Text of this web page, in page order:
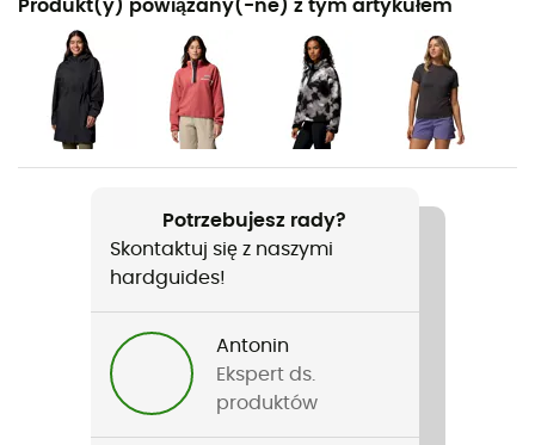
Turystyka piesza / Podróże / Fast hiking
Rodzaj
Kobiety
Ciężar
Nazwa produktu
Peakfreak Roam Waterproof
Zastosowana technologia
Techlite™ / OmniMax™ / OmniTech™ / Navic Fit™ /
OmniGrip™
Produkt(y) powiązany(-ne) z tym artykułem
Potrzebujesz rady?
Skontaktuj się z naszymi
hardguides!
Antonin
Ekspert ds.
produktów